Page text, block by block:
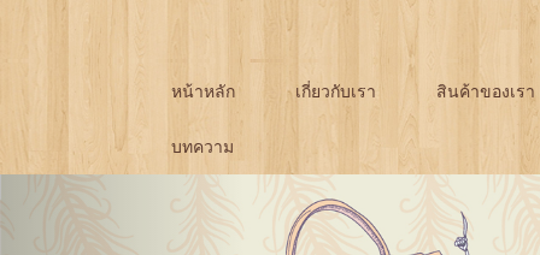
หน้าหลัก เกี่ยวกับเรา สินค้าของเรา
บทความ